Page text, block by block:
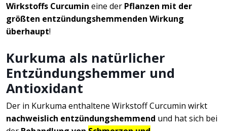
Wirkstoffs Curcumin eine der Pflanzen mit der
größten entzündungshemmenden Wirkung
überhaupt!
Kurkuma als natürlicher
Entzündungshemmer und
Antioxidant
Der in Kurkuma enthaltene Wirkstoff Curcumin wirkt
nachweislich entzündungshemmend und hat sich bei